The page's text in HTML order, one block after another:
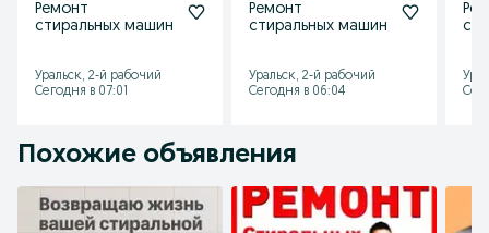
Ремонт
стиральных машин
Уральск, 2-й рабочий
Сегодня в 07:01
Ремонт
стиральных машин
Уральск, 2-й рабочий
Сегодня в 06:04
Похожие объявления